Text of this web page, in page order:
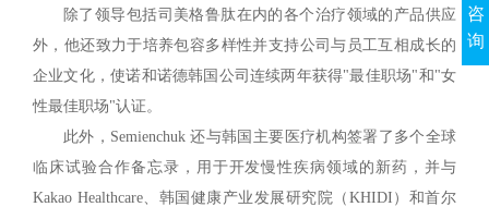
除了领导包括司美格鲁肽在内的各个治疗领域的产品供应
外，他还致力于培养包容多样性并支持公司与员工互相成长的
企业文化，使诺和诺德韩国公司连续两年获得"最佳职场"和"女
性最佳职场"认证。
此外，Semienchuk 还与韩国主要医疗机构签署了多个全球
临床试验合作备忘录，用于开发慢性疾病领域的新药，并与
Kakao Healthcare、韩国健康产业发展研究院（KHIDI）和首尔
咨
询